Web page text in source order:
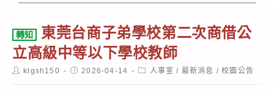
轉知
東莞台商子弟學校第二次商借公
立高級中等以下學校教師
Postklgsh150
Post2026-04-14
Post人事室 / 最新消息 / 校園公告